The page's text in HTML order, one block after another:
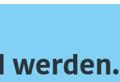
werden.